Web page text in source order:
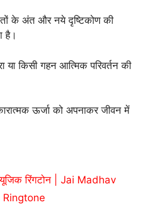
के अंत और नये दृष्टिकोण की
है।
या किसी गहन आत्मिक परिवर्तन की
ऊर्जा को अपनाकर जीवन में
रिंगटोन | Jai Madhav